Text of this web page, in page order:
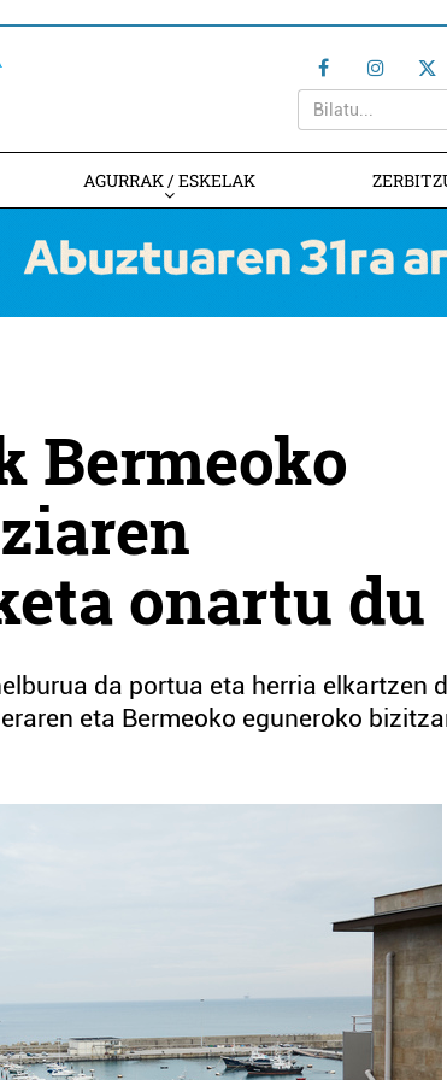
AGURRAK / ESKELAK
Bermeoko
onartu du
da portua eta herria elkartzen
eta Bermeoko eguneroko